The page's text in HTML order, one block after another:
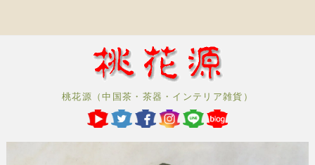
桃花源（中国茶・茶器・インテリア雑貨）